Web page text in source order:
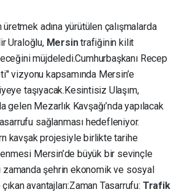
üretmek adına yürütülen çalışmalarda
Uraloğlu, Mersintrafiğinin kilit
müjdeledi. ​Cumhurbaşkanı Recep
vizyonu kapsamında Mersin’e
taşıyacak. ​Kesintisiz Ulaşım,
Mezarlık Kavşağı’nda yapılacak
sağlanması hedefleniyor.
kavşak projesiyle birlikte tarihe
Mersin’de büyük bir sevinçle
zamanda şehrin ekonomik ve sosyal
avantajları: ​Zaman Tasarrufu: Trafik